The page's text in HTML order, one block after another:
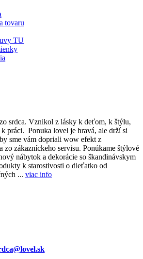
tovaru
TU
srdca. Vznikol z lásky k deťom, k štýlu,
práci. Ponuka lovel je hravá, ale drží si
sme vám dopriali wow efekt z
zo zákazníckeho servisu. Ponúkame štýlové
nábytok a dekorácie so škandinávskym
k starostivosti o dieťatko od
... viac info